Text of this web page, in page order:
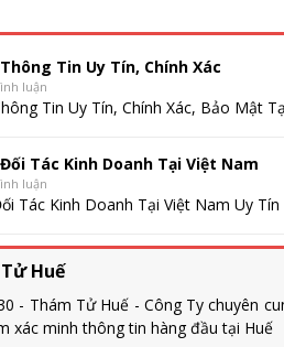
Tin Uy Tín, Chính Xác
luận
Tin Uy Tín, Chính Xác, Bảo Mật
Tác Kinh Doanh Tại Việt Nam
luận
Tác Kinh Doanh Tại Việt Nam Uy
Huế
- Thám Tử Huế - Công Ty chuyên
xác minh thông tin hàng đầu tại Huế